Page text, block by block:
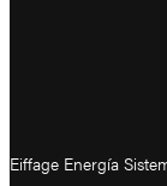
Eiffage Energía